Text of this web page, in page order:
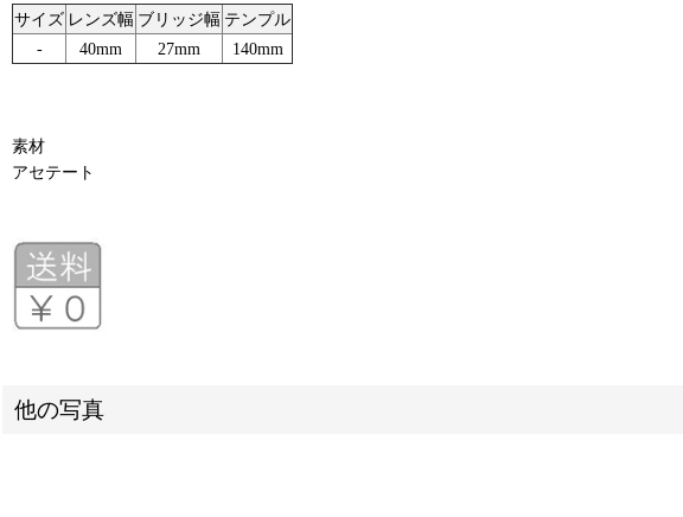
サイズ レンズ幅 ブリッジ幅 テンプル
-
40mm 27mm 140mm
素材
アセテート
他の写真